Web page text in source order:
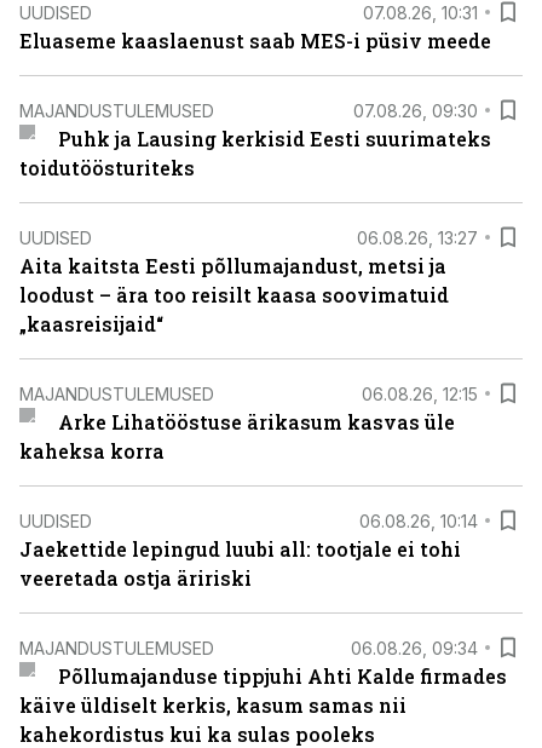
UUDISED 07.08.26, 10:31
Eluaseme kaaslaenust saab MES-i püsiv meede
MAJANDUSTULEMUSED 07.08.26, 09:30
Puhk ja Lausing kerkisid Eesti suurimateks
toidutöösturiteks
UUDISED 06.08.26, 13:27
Aita kaitsta Eesti põllumajandust, metsi ja
loodust – ära too reisilt kaasa soovimatuid
„kaasreisijaid“
MAJANDUSTULEMUSED 06.08.26, 12:15
Arke Lihatööstuse ärikasum kasvas üle
kaheksa korra
UUDISED 06.08.26, 10:14
Jaekettide lepingud luubi all: tootjale ei tohi
veeretada ostja äririski
MAJANDUSTULEMUSED 06.08.26, 09:34
Põllumajanduse tippjuhi Ahti Kalde firmades
käive üldiselt kerkis, kasum samas nii
kahekordistus kui ka sulas pooleks